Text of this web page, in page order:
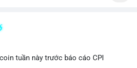
tuần này trước báo cáo CPI